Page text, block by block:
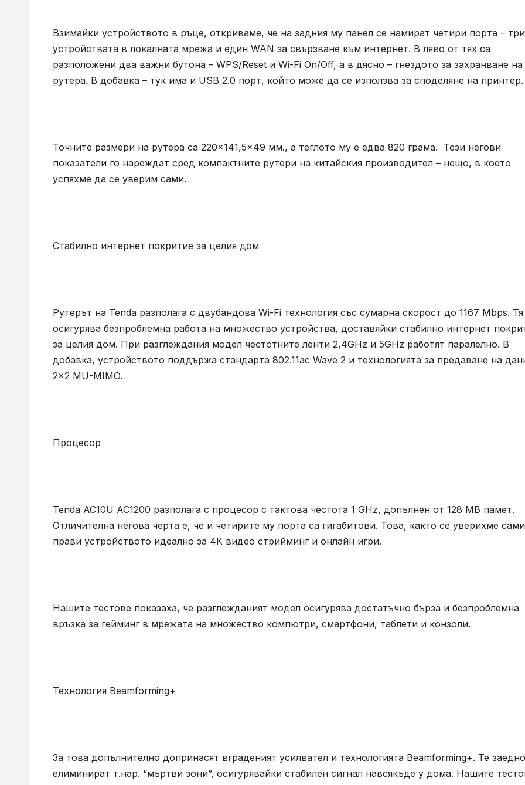
Взимайки устройството в ръце, откриваме, че на задния му панел се намират четири порта –
устройствата в локалната мрежа и един WAN за свързване към интернет. В ляво от тях са
разположени два важни бутона – WPS/Reset и Wi-Fi On/Off, а в дясно – гнездото за захранване на
рутера. В добавка – тук има и USB 2.0 порт, който може да се използва за споделяне на принтер.
Точните размери на рутера са 220×141,5×49 мм., а теглото му е едва 820 грама. Тези негови
показатели го нареждат сред компактните рутери на китайския производител – нещо, в което
успяхме да се уверим сами.
Стабилно интернет покритие за целия дом
Рутерът на Tenda разполага с двубандова Wi-Fi технология със сумарна скорост до 1167 Mbps. Тя
осигурява безпроблемна работа на множество устройства, доставяйки стабилно интернет
за целия дом. При разглеждания модел честотните ленти 2,4GHz и 5GHz работят паралелно. В
добавка, устройството поддържа стандарта 802.11ac Wave 2 и технологията за предаване на
2×2 MU-MIMO.
Процесор
Tenda AC10U AC1200 разполага с процесор с тактова честота 1 GHz, допълнен от 128 MB памет.
Отличителна негова черта е, че и четирите му порта са гигабитови. Това, както се уверихме
прави устройството идеално за 4К видео стрийминг и онлайн игри.
Нашите тестове показаха, че разглежданият модел осигурява достатъчно бърза и безпроблемна
връзка за гейминг в мрежата на множество компютри, смартфони, таблети и конзоли.
Технология Beamforming+
За това допълнително допринасят вграденият усилвател и технологията Beamforming+. Те заедно
елиминират т.нар. “мъртви зони”, осигурявайки стабилен сигнал навсякъде у дома. Нашите